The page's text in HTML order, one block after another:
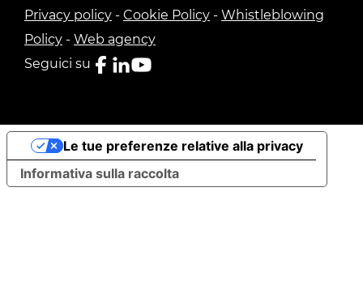
Privacy policy - Cookie Policy - Whistleblowing
Policy - Web agency
Seguici su
Informativa sulla raccolta
Le tue preferenze relative alla privacy